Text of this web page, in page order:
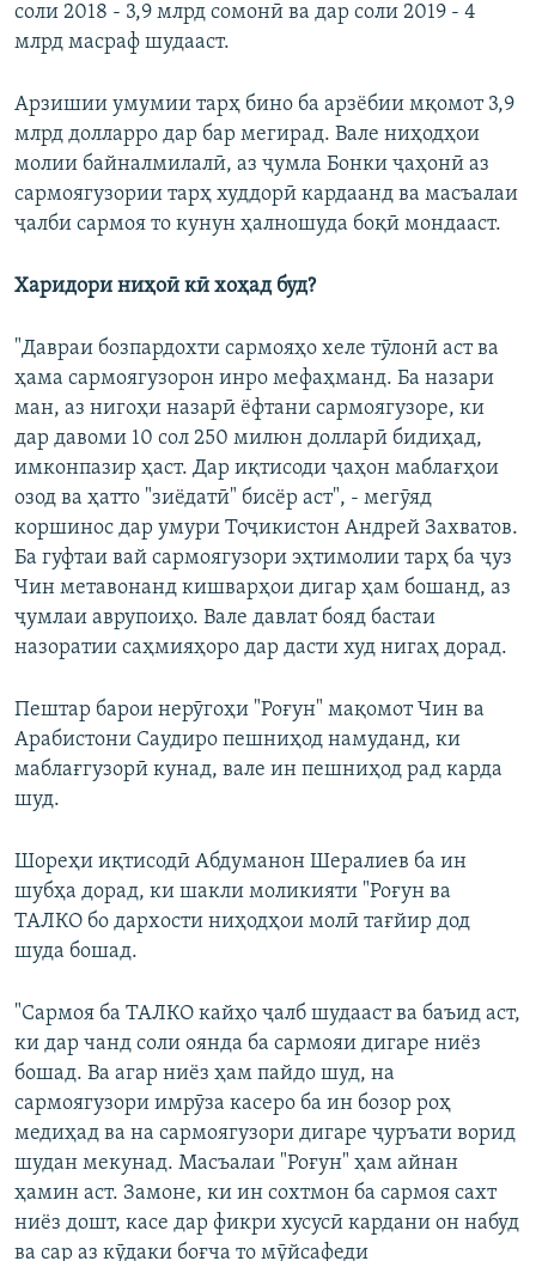
соли 2018 - 3,9 млрд сомонӣ ва дар соли 2019 - 4
млрд масраф шудааст.
Арзишии умумии тарҳ бино ба арзёбии мқомот 3,9
млрд долларро дар бар мегирад. Вале ниҳодҳои
молии байналмилалӣ, аз ҷумла Бонки ҷаҳонӣ аз
сармоягузории тарҳ худдорӣ кардаанд ва масъалаи
ҷалби сармоя то кунун ҳалношуда боқӣ мондааст.
Харидори ниҳоӣ кӣ хоҳад буд?
"Давраи бозпардохти сармояҳо хеле тӯлонӣ аст ва
ҳама сармоягузорон инро мефаҳманд. Ба назари
ман, аз нигоҳи назарӣ ёфтани сармоягузоре, ки
дар давоми 10 сол 250 милюн долларӣ бидиҳад,
имконпазир ҳаст. Дар иқтисоди ҷаҳон маблағҳои
озод ва ҳатто "зиёдатӣ" бисёр аст", - мегӯяд
коршинос дар умури Тоҷикистон Андрей Захватов.
Ба гуфтаи вай сармоягузори эҳтимолии тарҳ ба ҷуз
Чин метавонанд кишварҳои дигар ҳам бошанд, аз
ҷумлаи аврупоиҳо. Вале давлат бояд бастаи
назоратии саҳмияҳоро дар дасти худ нигаҳ дорад.
Пештар барои нерӯгоҳи "Роғун" мақомот Чин ва
Арабистони Саудиро пешниҳод намуданд, ки
маблағгузорӣ кунад, вале ин пешниҳод рад карда
шуд.
Шореҳи иқтисодӣ Абдуманон Шералиев ба ин
шубҳа дорад, ки шакли моликияти "Роғун ва
ТАЛКО бо дархости ниҳодҳои молӣ тағйир дод
шуда бошад.
"Сармоя ба ТАЛКО кайҳо ҷалб шудааст ва баъид аст,
ки дар чанд соли оянда ба сармояи дигаре ниёз
бошад. Ва агар ниёз ҳам пайдо шуд, на
сармоягузори имрӯза касеро ба ин бозор роҳ
медиҳад ва на сармоягузори дигаре ҷуръати ворид
шудан мекунад. Масъалаи "Роғун" ҳам айнан
ҳамин аст. Замоне, ки ин сохтмон ба сармоя сахт
ниёз дошт, касе дар фикри хусусӣ кардани он набуд
ва сар аз кӯдаки боғча то мӯйсафеди